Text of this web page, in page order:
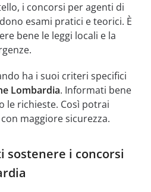
i concorsi per agenti di
esami pratici e teorici. È
bene le leggi locali e la
ha i suoi criteri specifici
Lombardia. Informati bene
le richieste. Così potrai
maggiore sicurezza.
sostenere i concorsi